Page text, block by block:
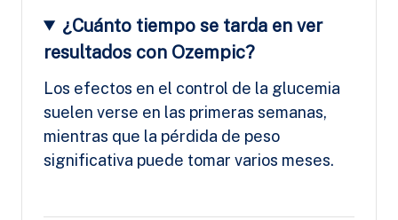
¿Cuánto tiempo se tarda en ver
resultados con Ozempic?
Los efectos en el control de la glucemia
suelen verse en las primeras semanas,
mientras que la pérdida de peso
significativa puede tomar varios meses.